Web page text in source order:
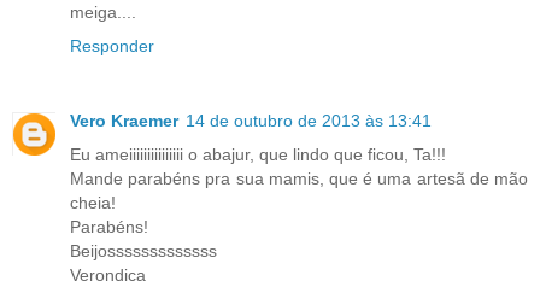
meiga....
Responder
Vero Kraemer 14 de outubro de 2013 às 13:41
Eu ameiiiiiiiiiiiiiii o abajur, que lindo que ficou, Ta!!!
Mande parabéns pra sua mamis, que é uma artesã de mão
cheia!
Parabéns!
Beijosssssssssssss
Verondica